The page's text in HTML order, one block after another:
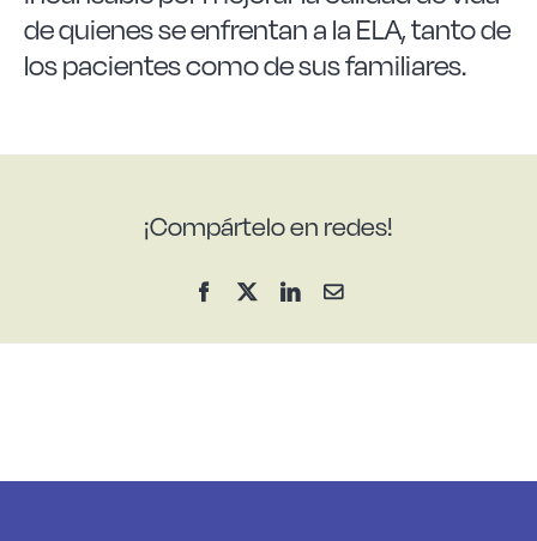
de quienes se enfrentan a la ELA, tanto de
los pacientes como de sus familiares.
¡Compártelo en redes!
Facebook
X LinkedInCorreo